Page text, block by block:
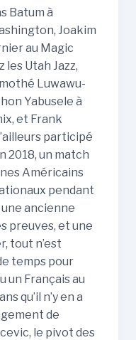
Batum à
Joakim
au Magic
les Utah Jazz,
Luwawu-
Yabusele à
et Frank
participé
2018, un match
Américains
pendant
ancienne
preuves, et une
tout n’est
temps pour
un Français au
qu’il n’y en a
de
le pivot des